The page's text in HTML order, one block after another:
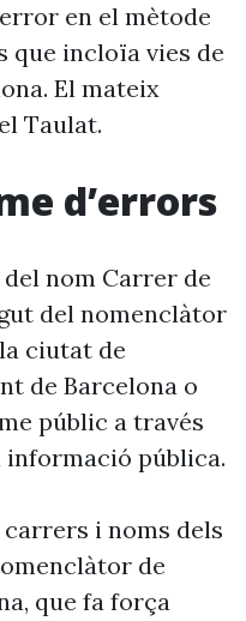
en el mètode
que incloïa vies de
El mateix
Taulat.
d’errors
del nom Carrer de
del nomenclàtor
ciutat de
de Barcelona o
públic a través
informació pública.
i noms dels
de
que fa força